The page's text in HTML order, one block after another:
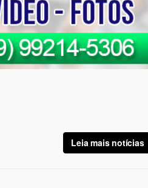
Leia mais notícias